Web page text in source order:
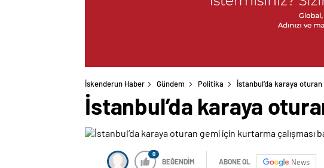
İskenderun Haber Gündem Politika İstanbul’da karaya
İstanbul’da karaya
0
BEĞENDİM ABONE OL News